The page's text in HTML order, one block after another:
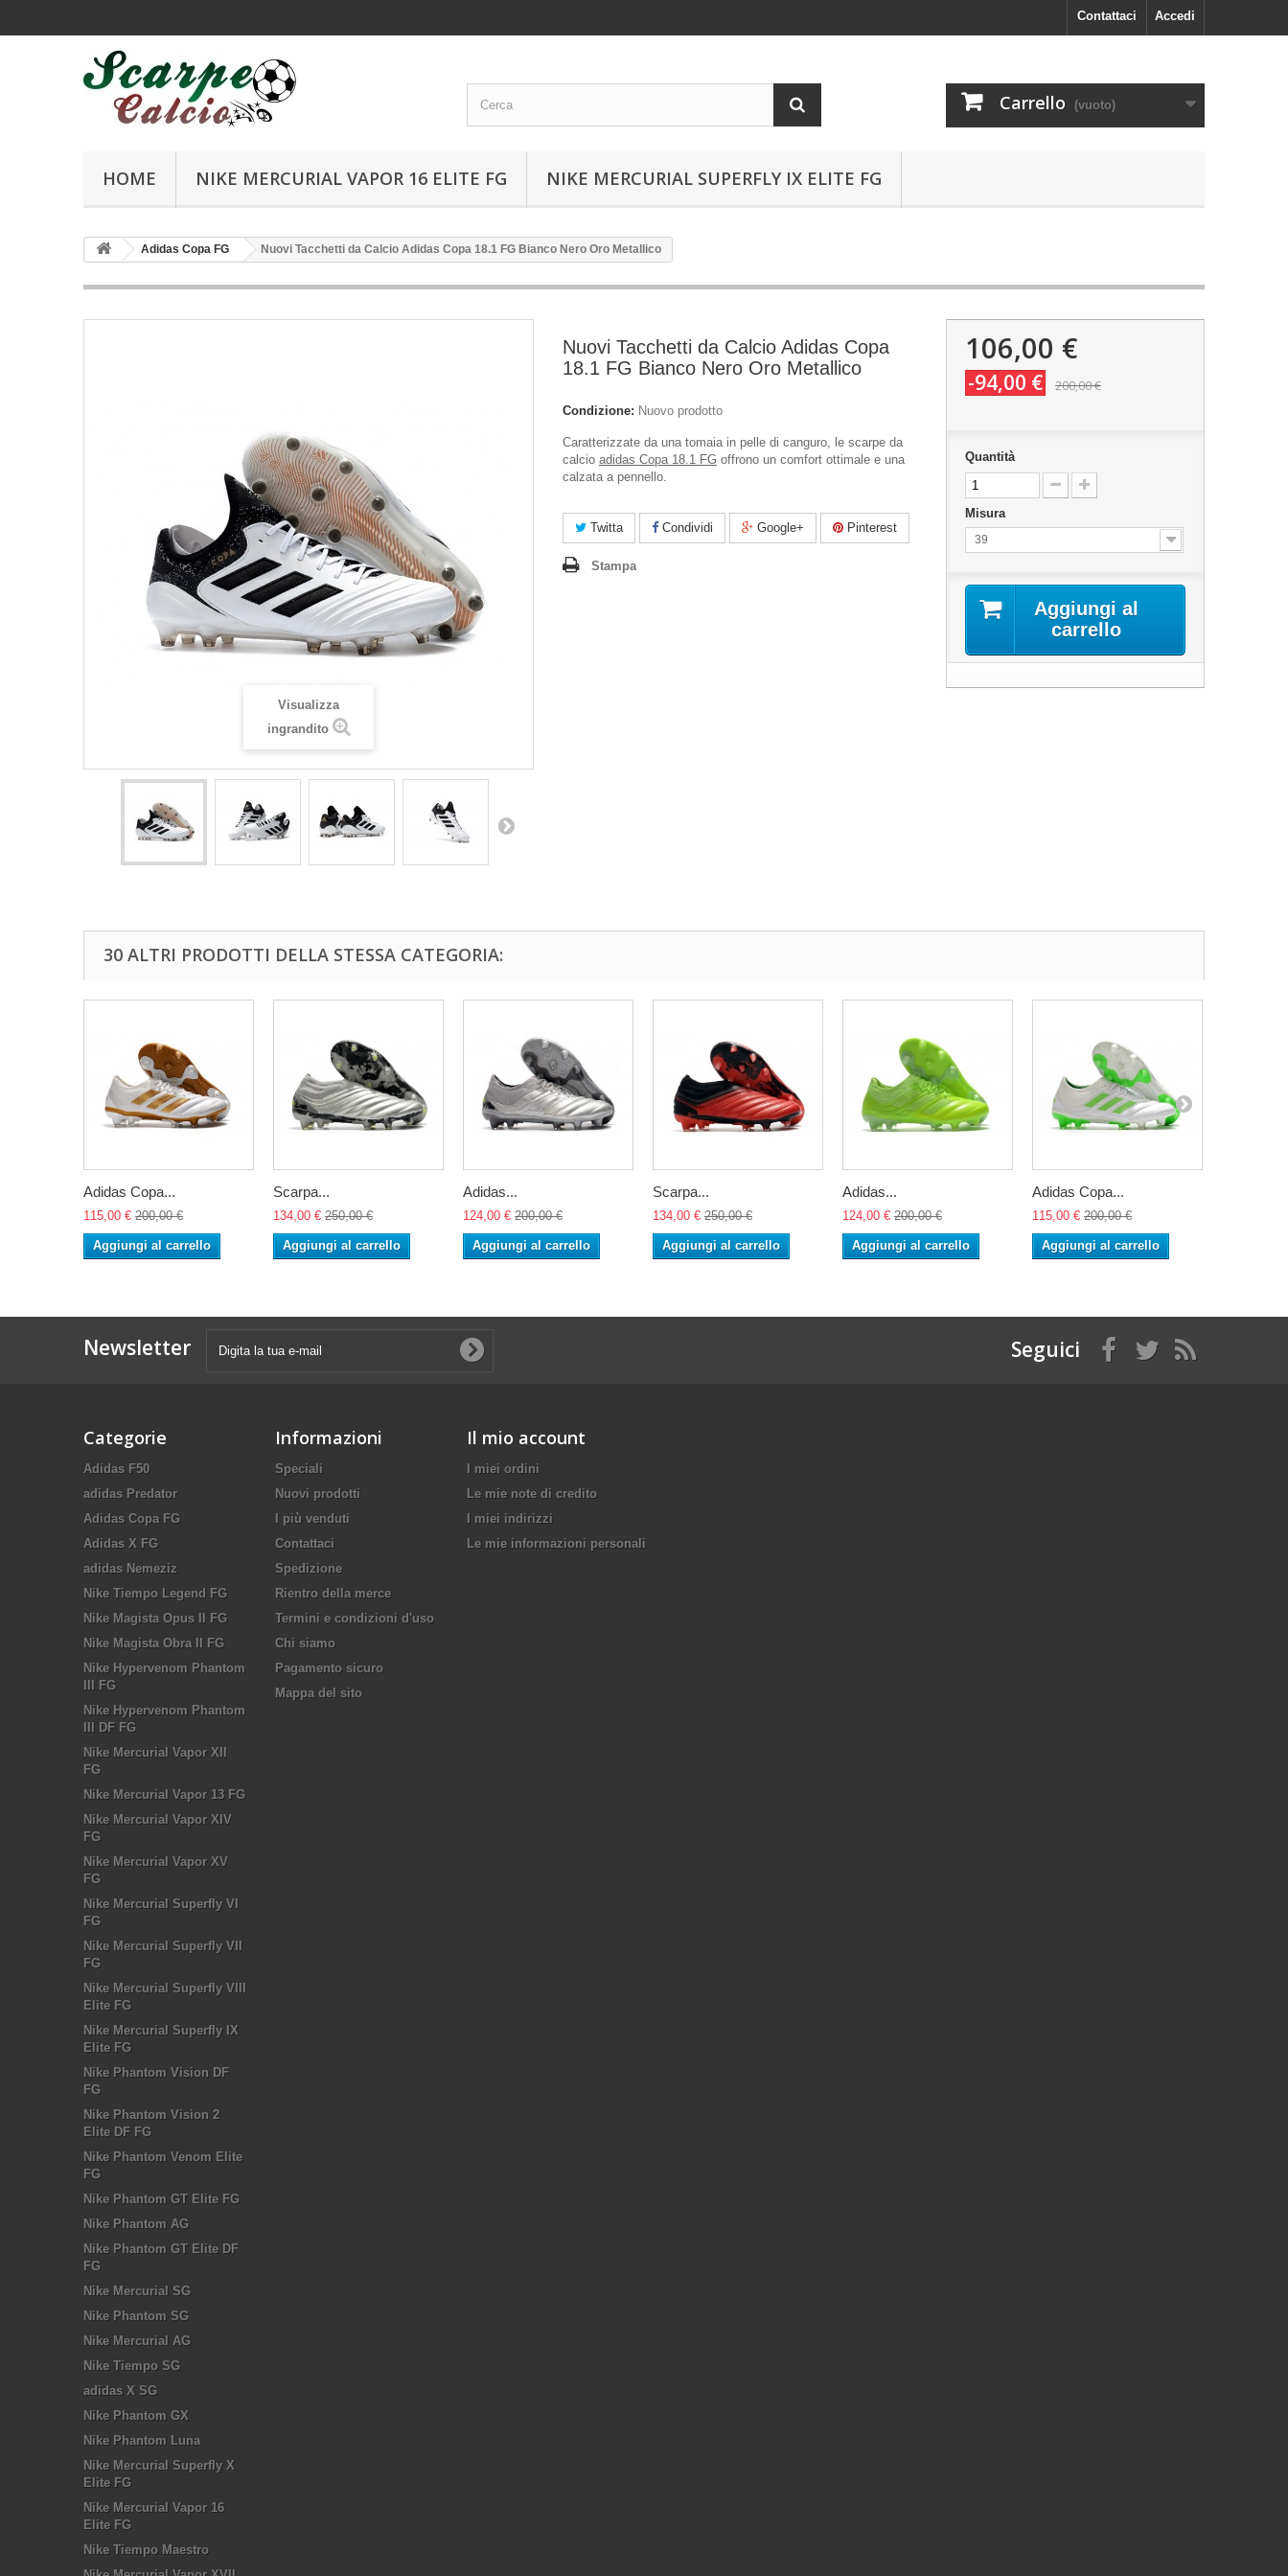
Accedi
Contattaci
Carrello (vuoto)
HOME NIKE MERCURIAL VAPOR 16 ELITE FG NIKE MERCURIAL SUPERFLY IX ELITE FG
Adidas Copa FG Nuovi Tacchetti da Calcio Adidas Copa 18.1 FG Bianco Nero Oro Metallico
Visualizza
ingrandito
Nuovi Tacchetti da Calcio Adidas Copa
18.1 FG Bianco Nero Oro Metallico
Condizione: Nuovo prodotto
Caratterizzate da una tomaia in pelle di canguro, le scarpe da
calcio adidas Copa 18.1 FG offrono un comfort ottimale e una
calzata a pennello.
Twitta Condividi Google+ Pinterest
Stampa
106,00 €
-94,00 € 200,00 €
Quantità
Misura
39
Aggiungi al
carrello
30 ALTRI PRODOTTI DELLA STESSA CATEGORIA:
Adidas Copa...
115,00 € 200,00 €
Aggiungi al carrello
Scarpa...
134,00 € 250,00 €
Aggiungi al carrello
Adidas...
124,00 € 200,00 €
Aggiungi al carrello
Scarpa...
134,00 € 250,00 €
Aggiungi al carrello
Adidas...
124,00 € 200,00 €
Aggiungi al carrello
Adidas Copa...
115,00 € 200,00 €
Aggiungi al carrello
Newsletter Seguici
Categorie
Adidas F50
adidas Predator
Adidas Copa FG
Adidas X FG
adidas Nemeziz
Nike Tiempo Legend FG
Nike Magista Opus II FG
Nike Magista Obra II FG
Nike Hypervenom Phantom
III FG
Nike Hypervenom Phantom
III DF FG
Nike Mercurial Vapor XII
FG
Nike Mercurial Vapor 13 FG
Nike Mercurial Vapor XIV
FG
Nike Mercurial Vapor XV
FG
Nike Mercurial Superfly VI
FG
Nike Mercurial Superfly VII
FG
Nike Mercurial Superfly VIII
Elite FG
Nike Mercurial Superfly IX
Elite FG
Nike Phantom Vision DF
FG
Nike Phantom Vision 2
Elite DF FG
Nike Phantom Venom Elite
FG
Nike Phantom GT Elite FG
Nike Phantom AG
Nike Phantom GT Elite DF
FG
Nike Mercurial SG
Nike Phantom SG
Nike Mercurial AG
Nike Tiempo SG
adidas X SG
Nike Phantom GX
Nike Phantom Luna
Nike Mercurial Superfly X
Elite FG
Nike Mercurial Vapor 16
Elite FG
Nike Tiempo Maestro
Informazioni
Speciali
Nuovi prodotti
I più venduti
Contattaci
Spedizione
Rientro della merce
Termini e condizioni d'uso
Chi siamo
Pagamento sicuro
Mappa del sito
Il mio account
I miei ordini
Le mie note di credito
I miei indirizzi
Le mie informazioni personali